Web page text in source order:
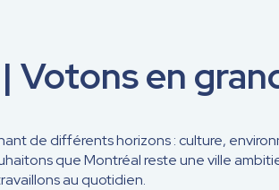
en
de différents horizons : culture,
que Montréal reste une ville
au quotidien.